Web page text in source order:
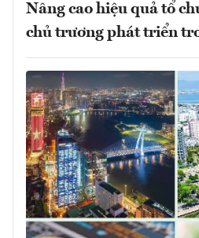
Nâng cao hiệu quả tổ
chủ trương phát triển